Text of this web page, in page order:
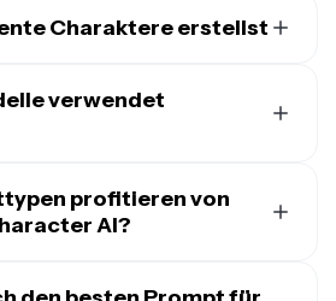
Charaktere erstellst
neuen Chat mit Kapwing AI zu
ein, der deinen Charakter
Pfeil, um das Bild zu erstellen,
verwendet
du realistische oder stilisierte
die in jeder Generation
profitieren von
AI?
Kanäle, Podcast-Clips,